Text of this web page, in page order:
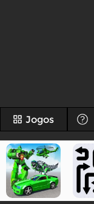
Jogos